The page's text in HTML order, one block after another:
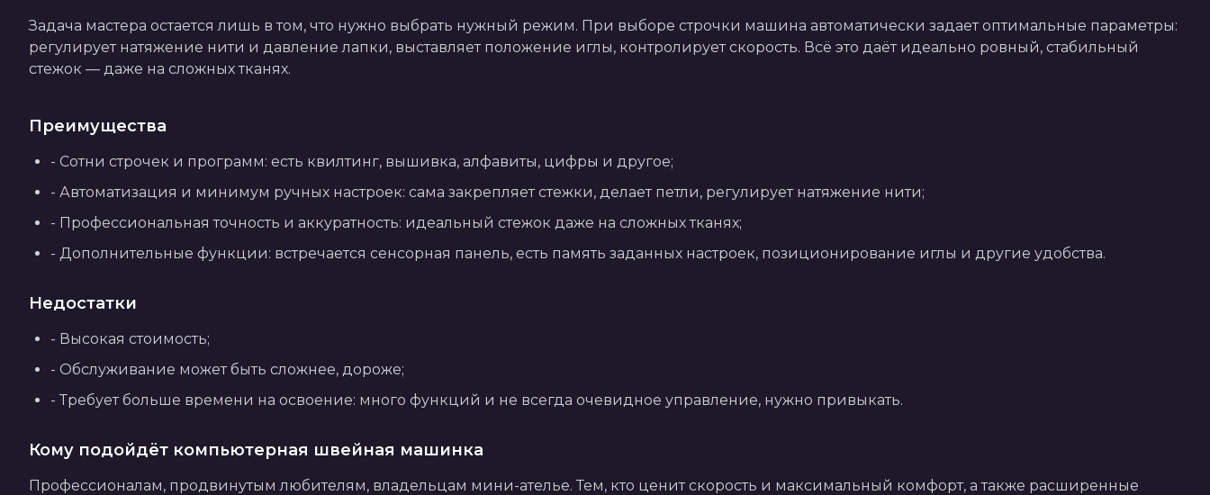
Задача мастера остается лишь в том, что нужно выбрать нужный режим. При выборе строчки машина автоматически задает оптимальные параметры:
регулирует натяжение нити и давление лапки, выставляет положение иглы, контролирует скорость. Всё это даёт идеально ровный, стабильный
стежок — даже на сложных тканях.
Преимущества
- Сотни строчек и программ: есть квилтинг, вышивка, алфавиты, цифры и другое;
- Автоматизация и минимум ручных настроек: сама закрепляет стежки, делает петли, регулирует натяжение нити;
- Профессиональная точность и аккуратность: идеальный стежок даже на сложных тканях;
- Дополнительные функции: встречается сенсорная панель, есть память заданных настроек, позиционирование иглы и другие удобства.
Недостатки
- Высокая стоимость;
- Обслуживание может быть сложнее, дороже;
- Требует больше времени на освоение: много функций и не всегда очевидное управление, нужно привыкать.
Кому подойдёт компьютерная швейная машинка
Профессионалам, продвинутым любителям, владельцам мини-ателье. Тем, кто ценит скорость и максимальный комфорт, а также расширенные